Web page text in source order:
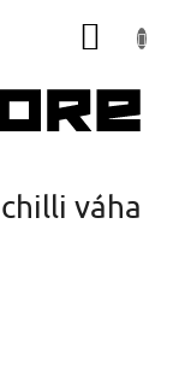
váha